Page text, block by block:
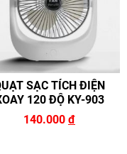
SẠC TÍCH ĐIỆN
120 ĐỘ KY-903
140.000 đ